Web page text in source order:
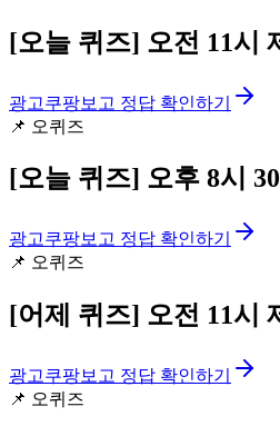
[오늘 퀴즈] 오전 11시
광고쿠팡보고 정답 확인하기
📌 오퀴즈
[오늘 퀴즈] 오후 8시
광고쿠팡보고 정답 확인하기
📌 오퀴즈
[어제 퀴즈] 오전 11시
광고쿠팡보고 정답 확인하기
📌 오퀴즈